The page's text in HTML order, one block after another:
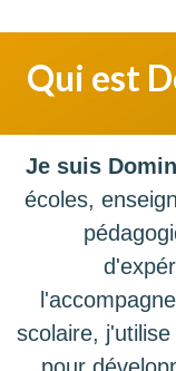
Qui est
Je suis
écoles,
scolaire, j'utilise